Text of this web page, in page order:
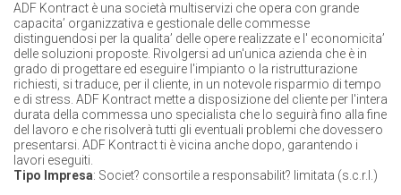
ADF Kontract è una società multiservizi che opera con grande
capacita’ organizzativa e gestionale delle commesse
distinguendosi per la qualita’ delle opere realizzate e l' economicita’
delle soluzioni proposte. Rivolgersi ad un'unica azienda che è in
grado di progettare ed eseguire l'impianto o la ristrutturazione
richiesti, si traduce, per il cliente, in un notevole risparmio di tempo
e di stress. ADF Kontract mette a disposizione del cliente per l'intera
durata della commessa uno specialista che lo seguirà fino alla fine
del lavoro e che risolverà tutti gli eventuali problemi che dovessero
presentarsi. ADF Kontract ti è vicina anche dopo, garantendo i
lavori eseguiti.
Tipo Impresa: Societ? consortile a responsabilit? limitata (s.c.r.l.)